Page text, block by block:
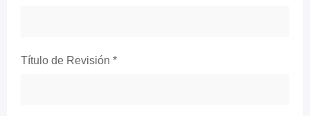
Título de Revisión *